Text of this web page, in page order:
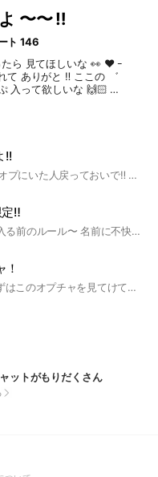
〜〜 ‼️
ト 146
!!
管理人はすみみんです！前のオプにいた人戻っておいで‼️ ここはオープンを募集することが多いオプだよー！ (プラベは少なめかも) 雑談メインなので気軽に入ってね〜 #スプラ #スプラトゥーン #スプラ2 #スプラトゥーン2 #スプラ3 #スプラトゥーン3 #雑談
‼️
開いてくれてありがとう‼️ 〜入る前のルール〜 名前に不快な言葉をつけない 初期アイコン禁止 友達連れてきちゃダメ！ 学生限定 おわり‼️中で待ってるよ #スプラ #スプラトゥーン #ゲーム #ライブトーク #ライト #雑談 #深夜 #学生限定 #大学生 #高校生 #中学生 #小学生 #APEX #バロラント #原神 #プラベ #プライベートマッチ #オープン #Xマッチ #バンカラ #サモラン #サーモンラン #がちでたのしいよ #来よう
┃•́ )ｼﾞｰと見てますよ…… まずはこのオプチャを見てけてくれてありがと〜 学生限定のスプラオプチャだよ！ 雑談などみんなで喋ることもあるよ~ 是非はいってね ◯歌枠、雑談 ✕荒らし、即抜け、嫌がらせ ↓検索用 #スプラトゥーン#スプラトゥーン2#スプラトゥーン3 #スプラ #ナワバリバトル#ナワバリ #ガチマッチ#ガチマ#バンカラマッチ #Xマッチ#xマッチ #プライベートマッチ#プラベ #サーモンラン#サモラン #ナワバトラー #フェス #オープンマッチ#オープン #チャレンジマッチ#チャレンジ #トリカラバトル#トリカラ #ヒーローモード #オクトエキスパンション #サイドオーダー #ガチャ#ロッカー #イカ#タコ #雑談#ゲーム #初心者#中級者#上級者 #学生#中学生
ットがもりだくさん